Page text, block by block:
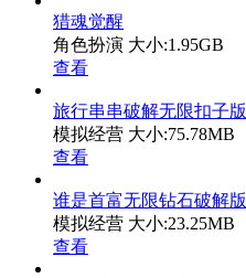
猎魂觉醒
角色扮演 大小:1.95GB
查看
旅行串串破解无限扣子版
模拟经营 大小:75.78MB
查看
谁是首富无限钻石破解版
模拟经营 大小:23.25MB
查看